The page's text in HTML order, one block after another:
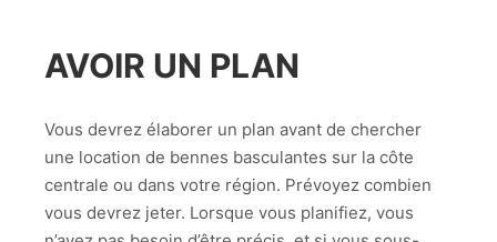
AVOIR UN PLAN
Vous devrez élaborer un plan avant de chercher
une location de bennes basculantes sur la côte
centrale ou dans votre région. Prévoyez combien
vous devrez jeter. Lorsque vous planifiez, vous